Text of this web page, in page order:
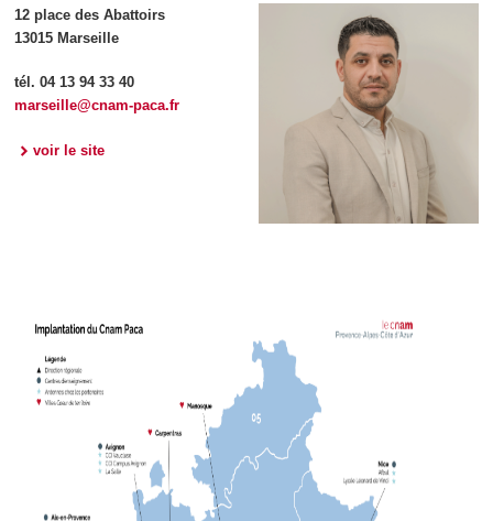
12 place des Abattoirs
13015 Marseille
tél. 04 13 94 33 40
marseille@cnam-paca.fr
voir le site